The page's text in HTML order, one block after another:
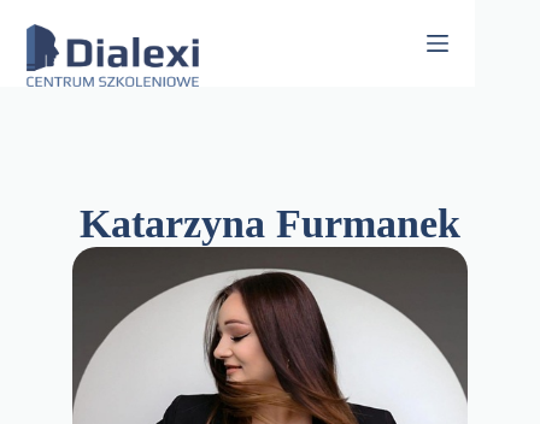
content
Katarzyna Furmanek